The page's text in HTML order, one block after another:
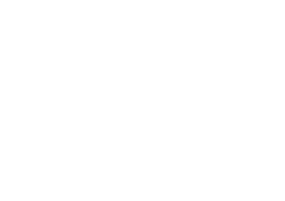
Konto
Passwort